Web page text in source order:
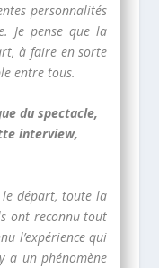
personnalités
Je pense que la
à faire en sorte
entre tous.
du spectacle,
interview,
départ, toute la
ont reconnu tout
l’expérience qui
a un phénomène